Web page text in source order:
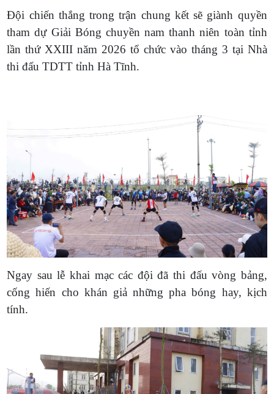
Đội chiến thắng trong trận chung kết sẽ giành quyền
tham dự Giải Bóng chuyền nam thanh niên toàn tỉnh
lần thứ XXIII năm 2026 tổ chức vào tháng 3 tại Nhà
thi đấu TDTT tỉnh Hà Tĩnh.
Ngay sau lễ khai mạc các đội đã thi đấu vòng bảng,
cống hiến cho khán giả những pha bóng hay, kịch
tính.